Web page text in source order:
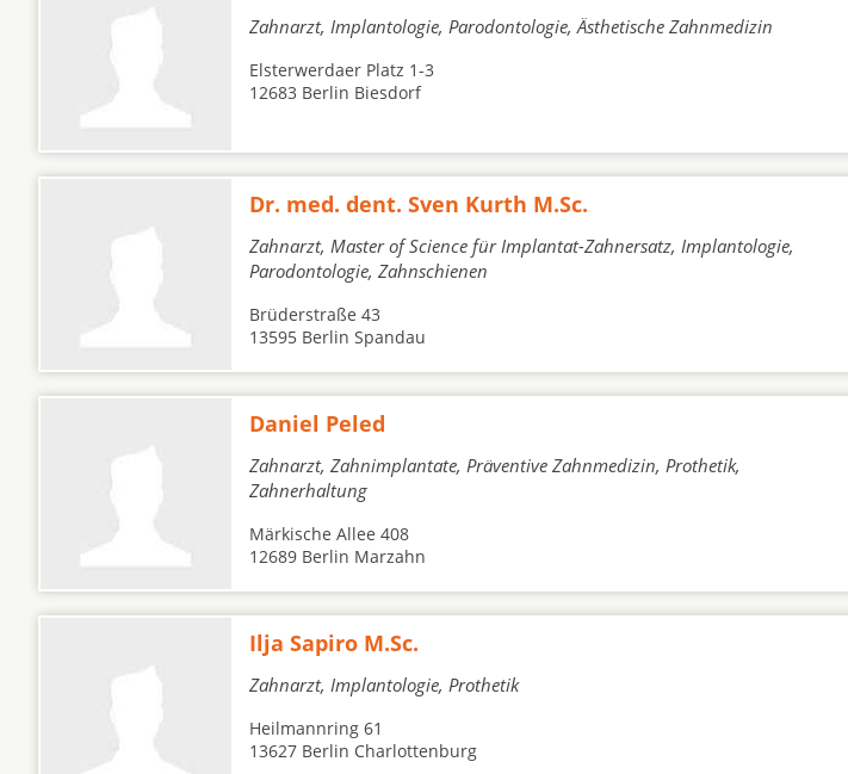
Zahnarzt, Implantologie, Parodontologie, Ästhetische Zahnmedizin
Elsterwerdaer Platz 1-3
12683 Berlin Biesdorf
Dr. med. dent. Sven Kurth M.Sc.
Zahnarzt, Master of Science für Implantat-Zahnersatz, Implantologie,
Parodontologie, Zahnschienen
Brüderstraße 43
13595 Berlin Spandau
Daniel Peled
Zahnarzt, Zahnimplantate, Präventive Zahnmedizin, Prothetik,
Zahnerhaltung
Märkische Allee 408
12689 Berlin Marzahn
Ilja Sapiro M.Sc.
Zahnarzt, Implantologie, Prothetik
Heilmannring 61
13627 Berlin Charlottenburg